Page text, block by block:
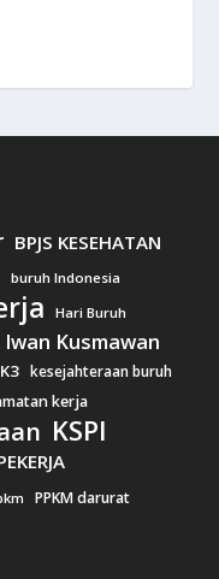
BPJS KESEHATAN
buruh Indonesia
Hari Buruh
Iwan Kusmawan
K3 kesejahteraan buruh
kerja
KSPI
PPKM darurat